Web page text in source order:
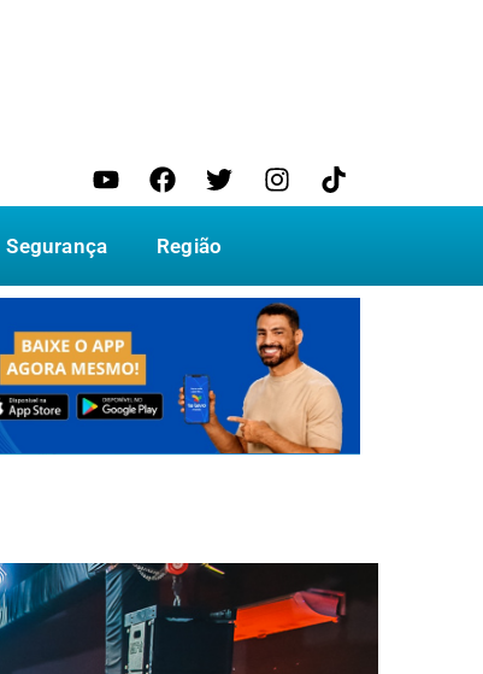
Segurança Região